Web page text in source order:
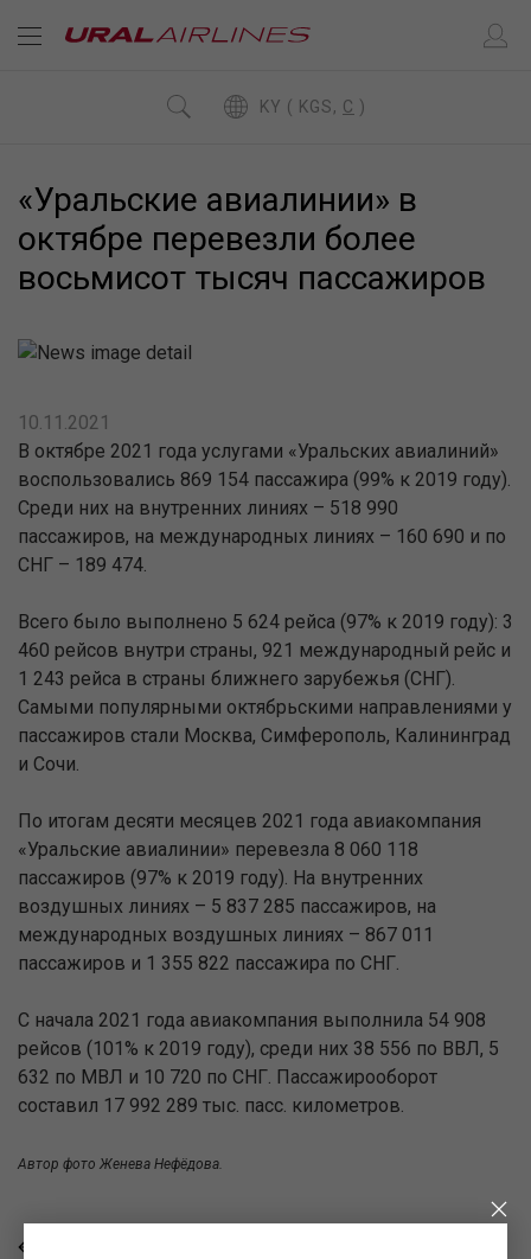
KY ( KGS, C )
«Уральские авиалинии» в
октябре перевезли более
восьмисот тысяч пассажиров
10.11.2021
В октябре 2021 года услугами «Уральских авиалиний»
воспользовались 869 154 пассажира (99% к 2019 году).
Среди них на внутренних линиях – 518 990
пассажиров, на международных линиях – 160 690 и по
СНГ – 189 474.
Всего было выполнено 5 624 рейса (97% к 2019 году): 3
460 рейсов внутри страны, 921 международный рейс и
1 243 рейса в страны ближнего зарубежья (СНГ).
Самыми популярными октябрьскими направлениями у
пассажиров стали Москва, Симферополь, Калининград
и Сочи.
По итогам десяти месяцев 2021 года авиакомпания
«Уральские авиалинии» перевезла 8 060 118
пассажиров (97% к 2019 году). На внутренних
воздушных линиях – 5 837 285 пассажиров, на
международных воздушных линиях – 867 011
пассажиров и 1 355 822 пассажира по СНГ.
С начала 2021 года авиакомпания выполнила 54 908
рейсов (101% к 2019 году), среди них 38 556 по ВВЛ, 5
632 по МВЛ и 10 720 по СНГ. Пассажирооборот
составил 17 992 289 тыс. пасс. километров.
Автор фото Женева Нефёдова.